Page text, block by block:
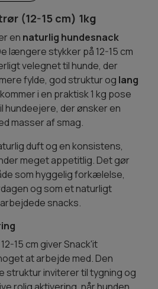
(12-15 cm) 1kg
en naturlig hundesnack
længere stykker på 12-15 cm
velegnet til hunde, der
fylde, god struktur og lang
i en praktisk 1 kg pose
hundeejere, der ønsker en
masser af smag.
duft og en konsistens,
meget appetitlig. Det gør
som hyggelig forkælelse,
og som et naturligt
snacks.
15 cm giver Snack'it
at arbejde med. Den
struktur inviterer til tygning og